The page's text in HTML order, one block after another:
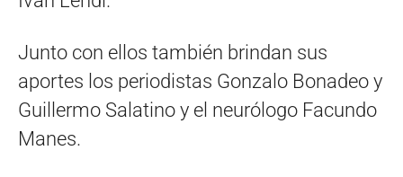
Junto con ellos también brindan sus
aportes los periodistas Gonzalo Bonadeo y
Guillermo Salatino y el neurólogo Facundo
Manes.